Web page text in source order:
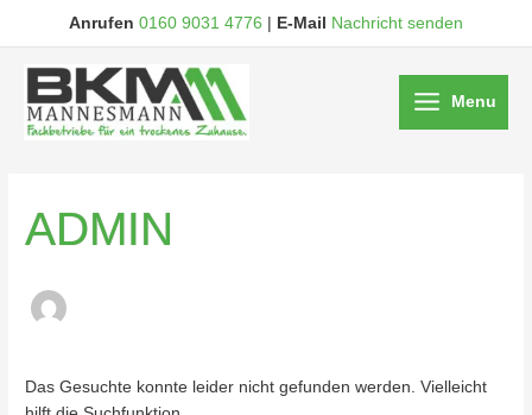
Anrufen 0160 9031 4776 | E-Mail Nachricht senden
Menu
ADMIN
Das Gesuchte konnte leider nicht gefunden werden. Vielleicht